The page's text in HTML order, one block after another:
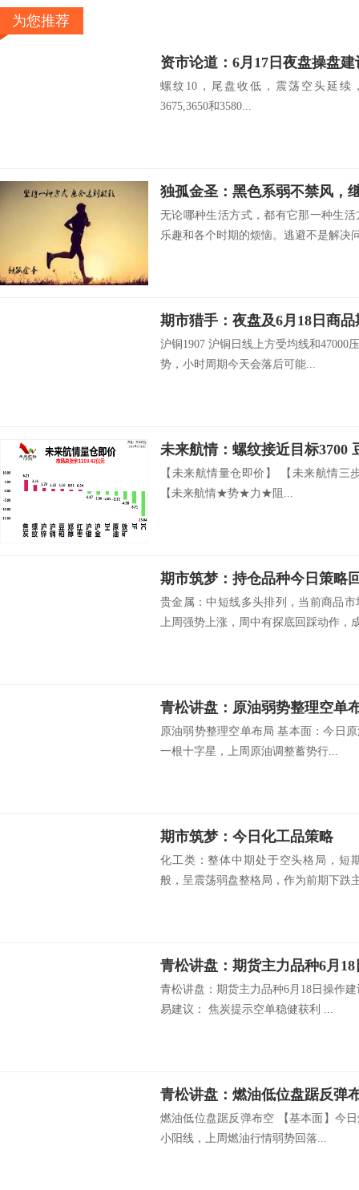
为您推荐
资市论道：6月17日夜盘操盘建
螺纹10，尾盘收低，震荡空头延续
3675,3650和3580...
独孤金圣：黑色系弱不禁风，
无论哪种生活方式，都有它那一种生
乐趣和各个时期的烦恼。逃避不是解决
期市猎手：夜盘及6月18日商
沪铜1907 沪铜日线上方受均线和47000
势，小时周期今天会落后可能...
未来航情：螺纹接近目标3700
【未来航情量仓即价】 【未来航情三
【未来航情★势★力★阻...
期市筑梦：持仓品种今日策略
贵金属：中短线多头排列，当前商品
上周强势上涨，周中有探底回踩动作，
青松讲盘：原油弱势整理空单
原油弱势整理空单布局 基本面：今日
一根十字星，上周原油调整蓄势行...
期市筑梦：今日化工品策略
化工类：整体中期处于空头格局，短
般，呈震荡弱盘整格局，作为前期下跌
青松讲盘：期货主力品种6月
青松讲盘：期货主力品种6月18日操作
易建议： 焦炭提示空单稳健获利 ...
青松讲盘：燃油低位盘踞反弹
燃油低位盘踞反弹布空 【基本面】今
小阳线，上周燃油行情弱势回落...